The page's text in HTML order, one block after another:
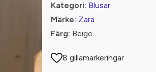
Kategori: Blusar
Märke: Zara
Färg: Beige
8 gillamarkeringar